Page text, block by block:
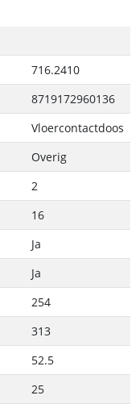
716.2410
8719172960136
Vloercontactdoos
Overig
2
16
Ja
Ja
254
313
52.5
25